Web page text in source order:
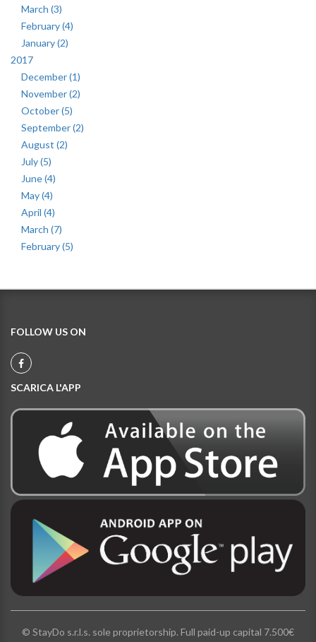
March (3)
February (4)
January (2)
2017
December (1)
November (2)
October (5)
September (2)
August (2)
July (5)
June (4)
May (4)
April (4)
March (7)
February (5)
FOLLOW US ON
SCARICA L'APP
© StayDo s.r.l.s. sole proprietorship. Full paid-up capital 7.500€